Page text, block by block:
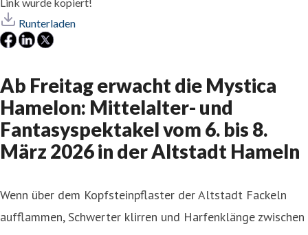
Runterladen
Ab Freitag erwacht die Mystica
Hamelon: Mittelalter- und
Fantasyspektakel vom 6. bis 8.
März 2026 in der Altstadt Hameln
Wenn über dem Kopfsteinpflaster der Altstadt Fackeln
aufflammen, Schwerter klirren und Harfenklänge zwischen